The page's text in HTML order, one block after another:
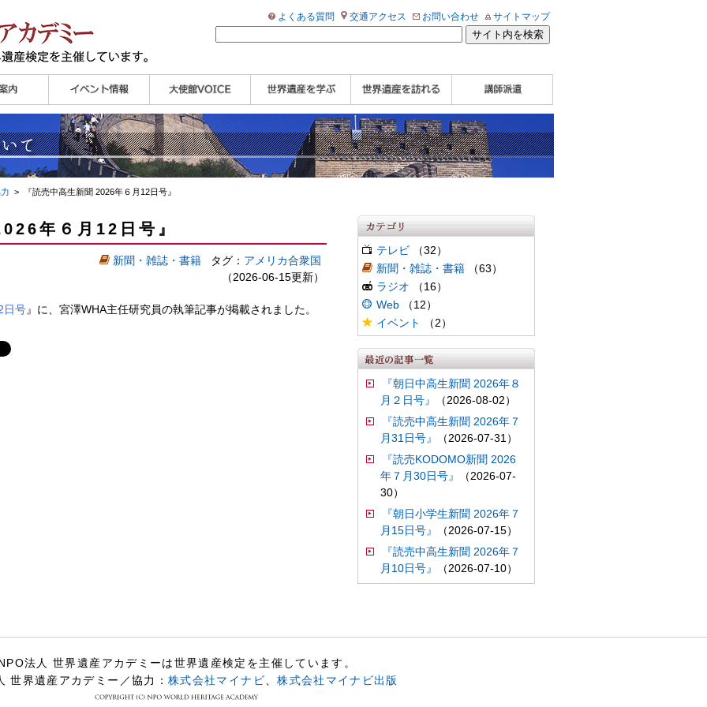
よくある質問 交通アクセス お問い合わせ サイトマップ
プル
ージ 講演会
大使館セミナー
展示会
講座・セミナー
ツアー情報
イベントレポート 研究員ブログ
マイスターのささや
WHAフォトギャラリ
世界遺産応援ブログ
世界遺産検定公式
学習アシスト動画
世界遺産ナビ
WHA認定講師について
WHA認定講師 紹介
動画
WHA認定講師 紹介
記事（会報誌）
自治体・民間団体関
係者の方へ
企業関係者の方へ
学校・教育関係者の
方へ
> 『読売中高生新聞 2026年６月12日号』
年６月12日号』
新聞・雑誌・書籍タグ： アメリカ合衆国
（2026-06-15更新）
日号』に、 宮澤WHA主任研究員の執筆記事が掲載されました。
テレビ（32）
新聞・雑誌・書籍（63）
ラジオ （16）
Web（12）
イベント
（2）
『朝日中高生新聞 2026年８
月２日号』
（2026-08-02）
『読売中高生新聞 2026年７
月31日号』
（2026-07-31）
『読売KODOMO新聞 2026
年７月30日号』
（2026-07-
30）
『朝日小学生新聞 2026年７
月15日号』
（2026-07-15）
『読売中高生新聞 2026年７
月10日号』
（2026-07-10）
法人 世界遺産アカデミーは世界遺産検定を主催しています。
世界遺産アカデミー／協力： 株式会社マイナビ 、株式会社マイナビ出版